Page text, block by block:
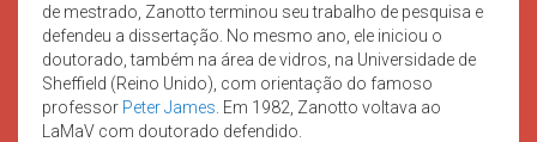
de mestrado, Zanotto terminou seu trabalho de pesquisa e
defendeu a dissertação. No mesmo ano, ele iniciou o
doutorado, também na área de vidros, na Universidade de
Sheffield (Reino Unido), com orientação do famoso
professor Peter James . Em 1982, Zanotto voltava ao
LaMaV com doutorado defendido.